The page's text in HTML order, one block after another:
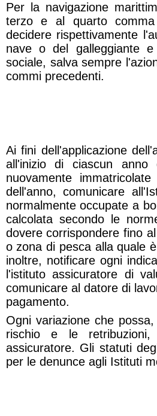
Per la navigazione
terzo e al quarto
decidere rispettivamente
nave o del galleggiante
sociale, salva sempre
commi precedenti.
Ai fini dell'applicazione
all'inizio di ciascun anno
nuovamente
dell'anno, comunicare
normalmente occupate a
calcolata secondo le
dovere corrispondere fino
o zona di pesca alla quale
inoltre, notificare ogni
l'istituto assicuratore di
comunicare al datore di
pagamento.
Ogni variazione che
rischio e le retribuzioni,
assicuratore. Gli statuti
per le denunce agli Istituti